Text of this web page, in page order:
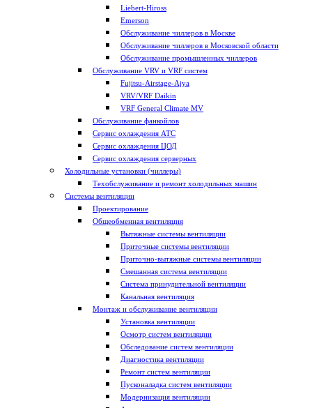
Liebert-Hiross
Emerson
Обслуживание чиллеров в Москве
Обслуживание чиллеров в Московской области
Обслуживание промышленных чиллеров
Обслуживание VRV и VRF систем
Fujitsu-Airstage-Ajya
VRV/VRF Daikin
VRF General Climate MV
Обслуживание фанкойлов
Сервис охлаждения АТС
Сервис охлаждения ЦОД
Сервис охлаждения серверных
Холодильные установки (чиллеры)
Техобслуживание и ремонт холодильных машин
Системы вентиляции
Проектирование
Общеобменная вентиляция
Вытяжные системы вентиляции
Приточные системы вентиляции
Приточно-вытяжные системы вентиляции
Смешанная система вентиляции
Система принудительной вентиляции
Канальная вентиляция
Монтаж и обслуживание вентиляции
Установка вентиляции
Осмотр систем вентиляции
Обследование систем вентиляции
Диагностика вентиляции
Ремонт систем вентиляции
Пусконаладка систем вентиляции
Модернизация вентиляции